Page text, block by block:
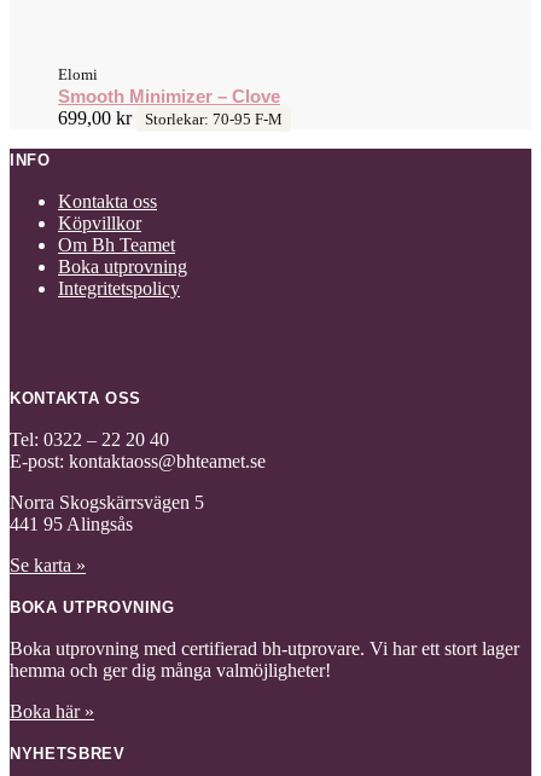
Elomi
Smooth Minimizer – Clove
699,00 kr Storlekar: 70-95 F-M
INFO
Kontakta oss
Köpvillkor
Om Bh Teamet
Boka utprovning
Integritetspolicy
KONTAKTA OSS
Tel: 0322 – 22 20 40
E-post: kontaktaoss@bhteamet.se
Norra Skogskärrsvägen 5
441 95 Alingsås
Se karta »
BOKA UTPROVNING
Boka utprovning med certifierad bh-utprovare. Vi har ett stort lager
hemma och ger dig många valmöjligheter!
Boka här »
NYHETSBREV